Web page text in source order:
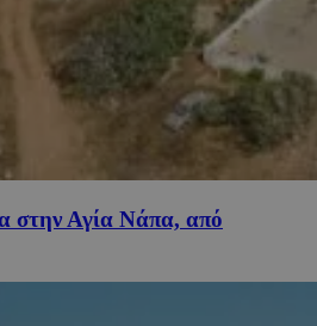
στην Αγία Νάπα, από